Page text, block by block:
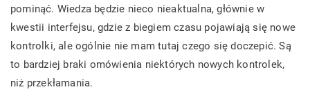
pominąć. Wiedza będzie nieco nieaktualna, głównie w
kwestii interfejsu, gdzie z biegiem czasu pojawiają się nowe
kontrolki, ale ogólnie nie mam tutaj czego się doczepić. Są
to bardziej braki omówienia niektórych nowych kontrolek,
niż przekłamania.